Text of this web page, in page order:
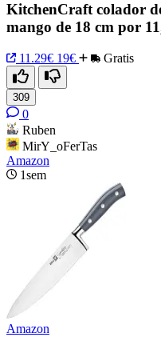
KitchenCraft colador
mango de 18 cm por
11.29€ 19€ Gratis
309
0
Ruben
MirY_oFerTas
Amazon
1sem
Amazon